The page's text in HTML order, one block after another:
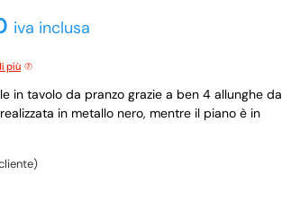
iva inclusa
più
in tavolo da pranzo grazie a ben 4 allunghe da
in metallo nero, mentre il piano è in